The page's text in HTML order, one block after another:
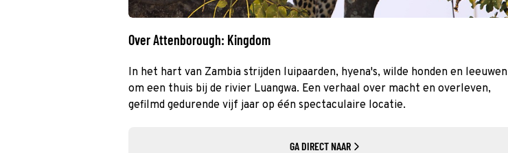
Over Attenborough: Kingdom
In het hart van Zambia strijden luipaarden, hyena's, wilde honden en leeuwen
om een thuis bij de rivier Luangwa. Een verhaal over macht en overleven,
gefilmd gedurende vijf jaar op één spectaculaire locatie.
GA DIRECT NAAR